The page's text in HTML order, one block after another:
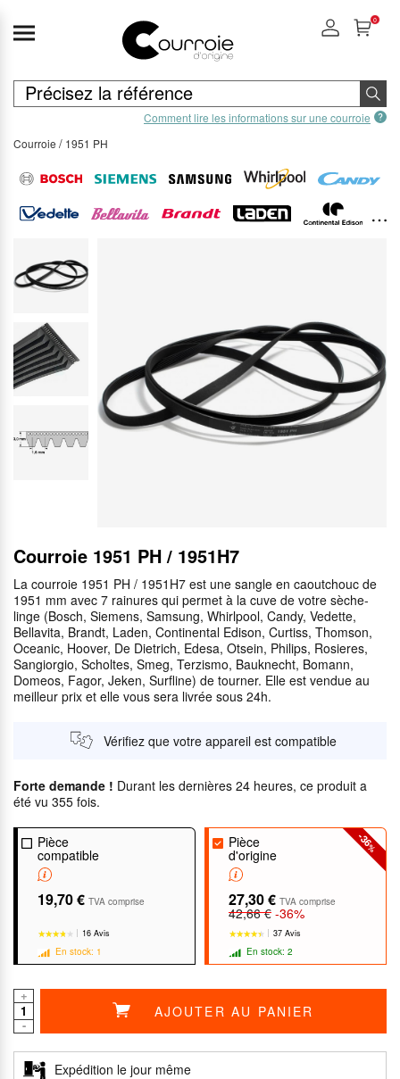
Comment lire les informations sur une courroie
0
Courroie 1951 PH
Courroie 1951 PH / 1951H7
La courroie 1951 PH / 1951H7 est une sangle en caoutchouc de
1951 mm avec 7 rainures qui permet à la cuve de votre sèche-
linge (Bosch, Siemens, Samsung, Whirlpool, Candy, Vedette,
Bellavita, Brandt, Laden, Continental Edison, Curtiss, Thomson,
Oceanic, Hoover, De Dietrich, Edesa, Otsein, Philips, Rosieres,
Sangiorgio, Scholtes, Smeg, Terzismo, Bauknecht, Bomann,
Domeos, Fagor, Jeken, Surfline) de tourner. Elle est vendue au
meilleur prix et elle vous sera livrée sous 24h.
Vérifiez que votre appareil est compatible
Forte demande ! Durant les dernières 24 heures, ce produit a
été vu 355 fois.
Pièce
compatible
19,70 € TVA comprise
★★★★★
★★★★★
16 Avis
En stock: 1
-36
%
Pièce
d'origine
27,30 € TVA comprise
42,66 € -36%
★★★★★
★★★★★
37 Avis
En stock: 2
+
-
AJOUTER AU PANIER
Expédition le jour même